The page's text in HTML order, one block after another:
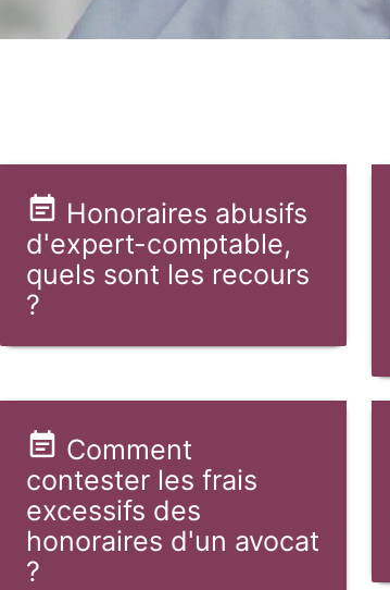
Honoraires abusifs
d'expert-comptable,
quels sont les recours
?
Comment
contester les frais
excessifs des
honoraires d'un avocat
?